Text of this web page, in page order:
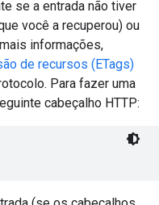
se a entrada não tiver
você a recuperou) ou
informações,
de recursos (ETags)
Para fazer uma
cabeçalho HTTP: